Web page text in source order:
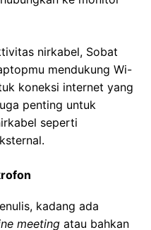
nirkabel, Sobat
mendukung Wi-
koneksi internet yang
penting untuk
seperti
kadang ada
meeting atau bahkan